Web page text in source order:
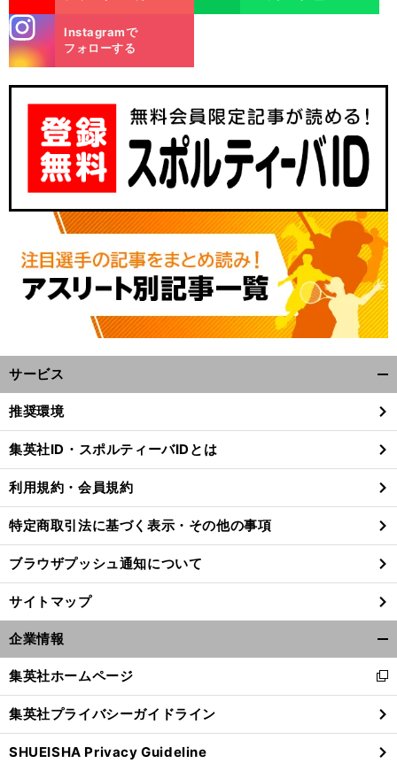
m
Instagramで
フォローする
サービス
閉
る
推奨環境
集英社ID・スポルティーバIDとは
利用規約・会員規約
特定商取引法に基づく表示・その他の事項
ブラウザプッシュ通知について
サイトマップ
企業情報
閉
る
集英社ホームページ
新
し
い
ウ
ィ
集英社プライバシーガイドライン
SHUEISHA Privacy Guideline